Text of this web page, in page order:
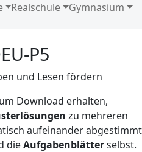
Realschule Gymnasium
P5
und Lesen fördern
Download erhalten,
zu mehreren
aufeinander abgestimmt
dieAufgabenblätterselbst.